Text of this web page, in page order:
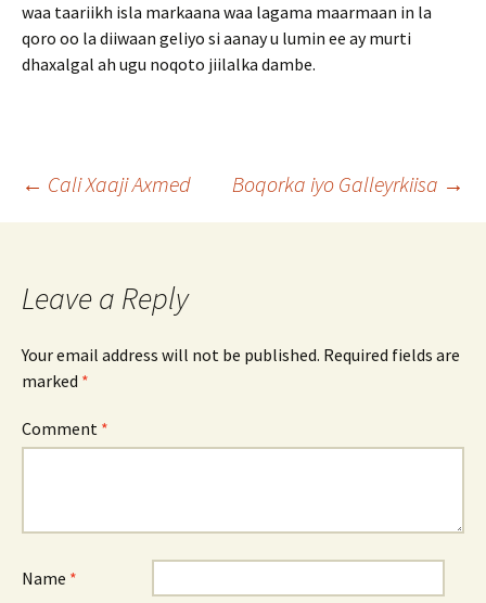
waa taariikh isla markaana waa lagama maarmaan in la
qoro oo la diiwaan geliyo si aanay u lumin ee ay murti
dhaxalgal ah ugu noqoto jiilalka dambe.
Post
← Cali Xaaji Axmed Boqorka iyo Galleyrkiisa →
Leave a Reply
Your email address will not be published. Required fields are
marked *
Comment *
Name *